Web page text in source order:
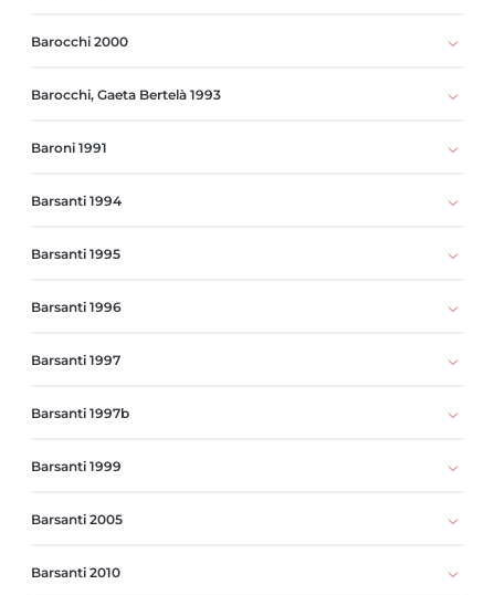
Barocchi 2000
Barocchi, Gaeta Bertelà 1993
Baroni 1991
Barsanti 1994
Barsanti 1995
Barsanti 1996
Barsanti 1997
Barsanti 1997b
Barsanti 1999
Barsanti 2005
Barsanti 2010